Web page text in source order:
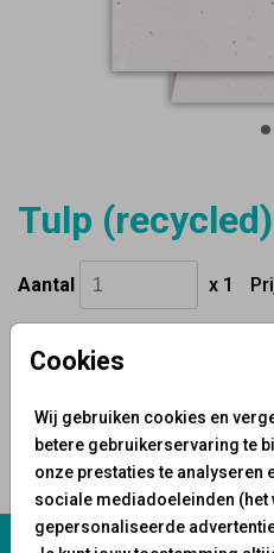
Cookies
Wij gebruiken cookies en
betere gebruikerservaring te
onze prestaties te analyseren
sociale mediadoeleinden (het
gepersonaliseerde
Tulp
Aantal x 1
tulp (recycled) 12,5 x 14
Prijs:€ 0,45 per 1